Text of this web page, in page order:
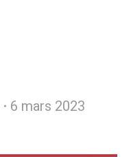
6 mars 2023